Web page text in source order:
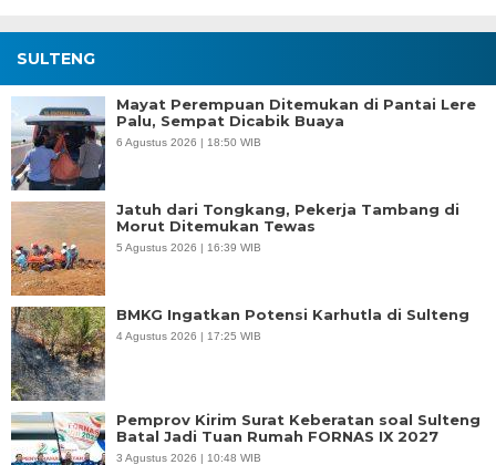
SULTENG
Mayat Perempuan Ditemukan di Pantai Lere
Palu, Sempat Dicabik Buaya
6 Agustus 2026 | 18:50 WIB
Jatuh dari Tongkang, Pekerja Tambang di
Morut Ditemukan Tewas
5 Agustus 2026 | 16:39 WIB
BMKG Ingatkan Potensi Karhutla di Sulteng
4 Agustus 2026 | 17:25 WIB
Pemprov Kirim Surat Keberatan soal Sulteng
Batal Jadi Tuan Rumah FORNAS IX 2027
3 Agustus 2026 | 10:48 WIB